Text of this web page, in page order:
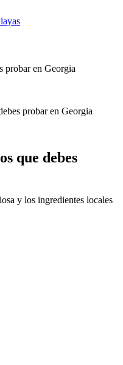
probar en Georgia
que debes
y los ingredientes locales